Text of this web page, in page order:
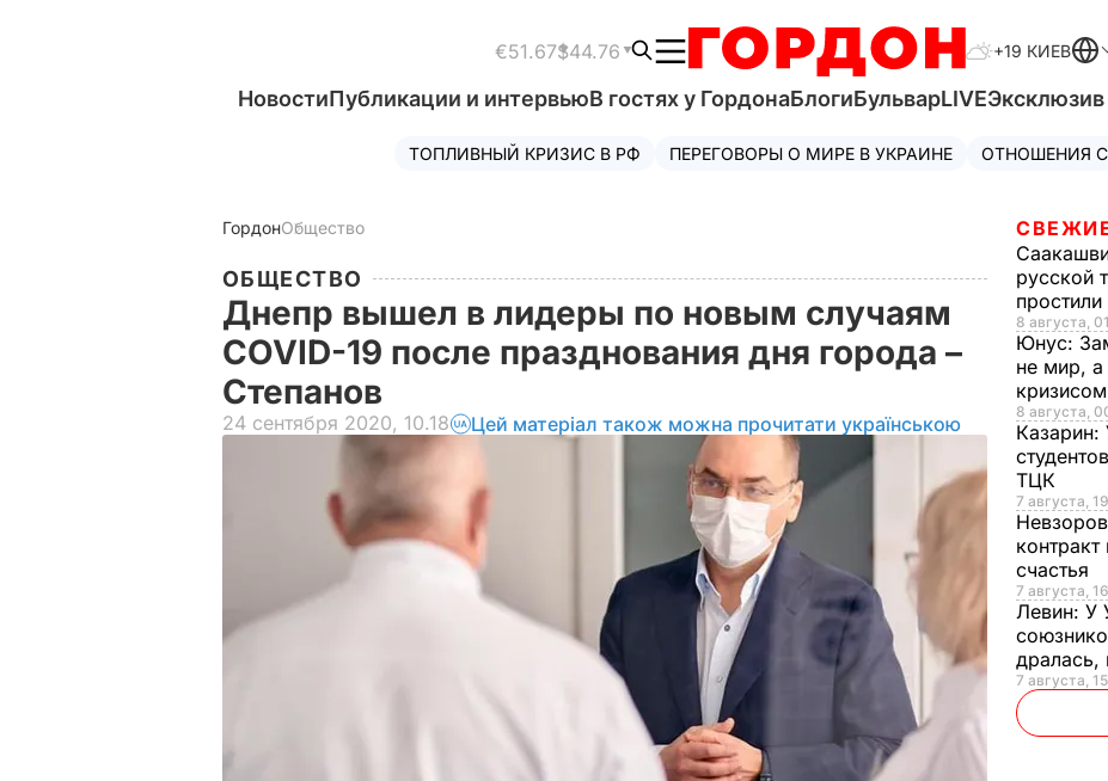
€51.67$44.76 +19 КИЕВ
НовостиПубликации и интервьюВ гостях у ГордонаБлогиБульварLIVEЭксклюзив
ТОПЛИВНЫЙ КРИЗИС В РФ ПЕРЕГОВОРЫ О МИРЕ В УКРАИНЕ ОТНОШЕНИЯ
ГордонОбщество
ОБЩЕСТВО
Днепр вышел в лидеры по новым случаям
COVID-19 после празднования дня города –
Степанов
24 сентября 2020, 10.18 Цей матеріал також можна прочитати українською
русской
простили
8 августа,
Юнус:
не мир,
кризисом
8 августа,
Казарин:
ТЦК
7 августа,
счастья
7 августа,
Левин: У
дралась,
7 августа,